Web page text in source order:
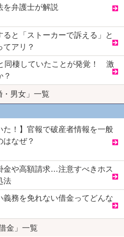
を弁護士が解説
と「ストーカーで訴える」と
アリ？
同棲していたことが発覚！ 激
？
・男女」一覧
た！】官報で破産者情報を一般
はなぜ？
金や高額請求…注意すべきホス
法
務を免れない借金ってどんな
借金」一覧